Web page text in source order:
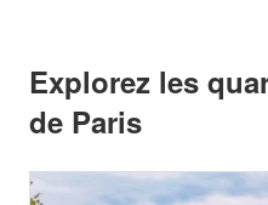
Explorez les
de Paris